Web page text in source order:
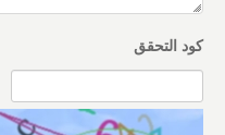
كود التحقق